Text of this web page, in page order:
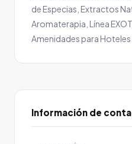
de Especias, Extractos
Aromaterapia, Línea
Amenidades para Hoteles
Información de